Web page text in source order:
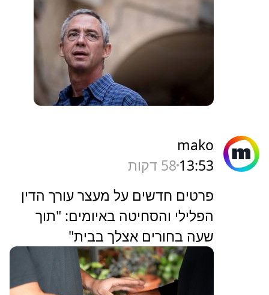
mako
13:53 58 דקות
פרטים חדשים על מעצר עורך הדין
הפלילי והסחיטה באיומים: "תוך
שעה בחורים אצלך בבית"